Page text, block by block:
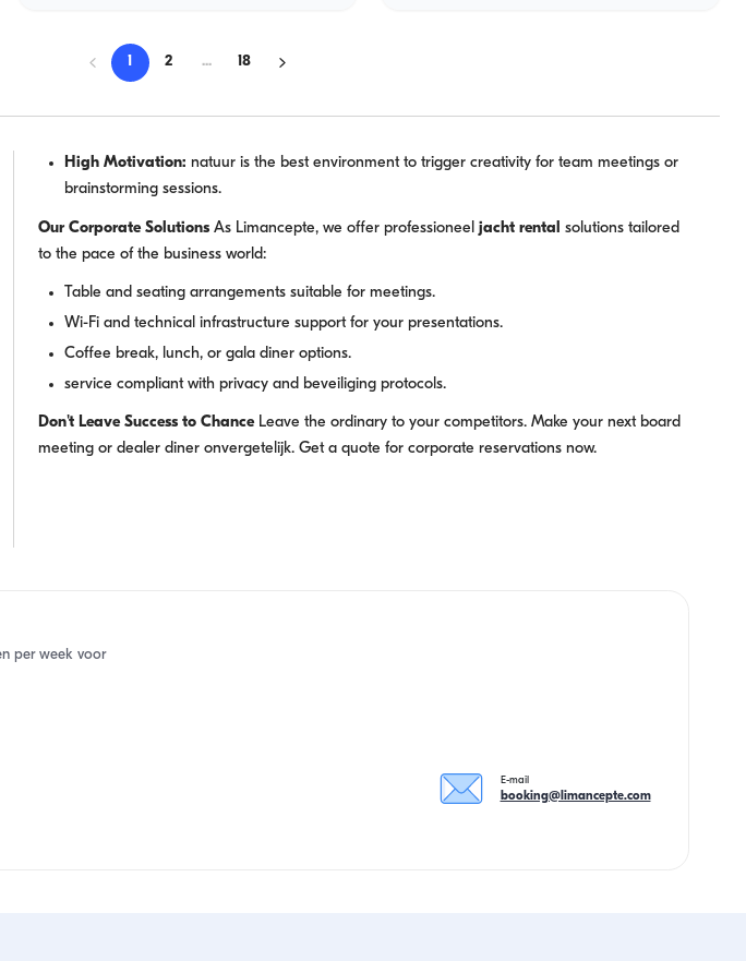
2 ... 18
High Motivation: natuur is the best environment to trigger creativity for team meetings or
brainstorming sessions.
Our Corporate Solutions As Limancepte, we offer professioneeljacht rental solutions tailored
to the pace of the business world:
Table and seating arrangements suitable for meetings.
Wi-Fi and technical infrastructure support for your presentations.
Coffee break, lunch, or gala diner options.
service compliant with privacy and beveiliging protocols.
Don't Leave Success to ChanceLeave the ordinary to your competitors. Make your next board
meeting or dealer diner onvergetelijk. Get a quote for corporate reservations now.
per week voor
E-mail
booking@limancepte.com